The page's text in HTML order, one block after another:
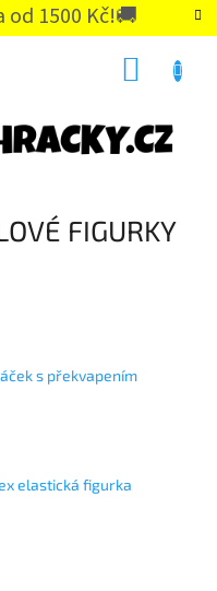
1500 Kč!🚚
FIGURKY
s překvapením
elastická figurka